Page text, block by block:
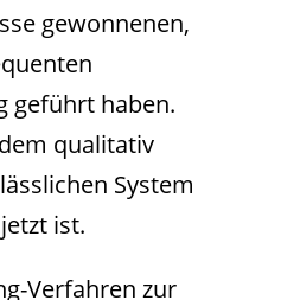
gewonnenen,
geführt haben.
qualitativ
System
ist.
Verfahren zur